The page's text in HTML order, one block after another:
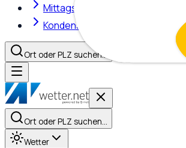
Mittagshitze
Kondensstreifen
Ort oder PLZ suchen…
Ort oder PLZ suchen…
Wetter